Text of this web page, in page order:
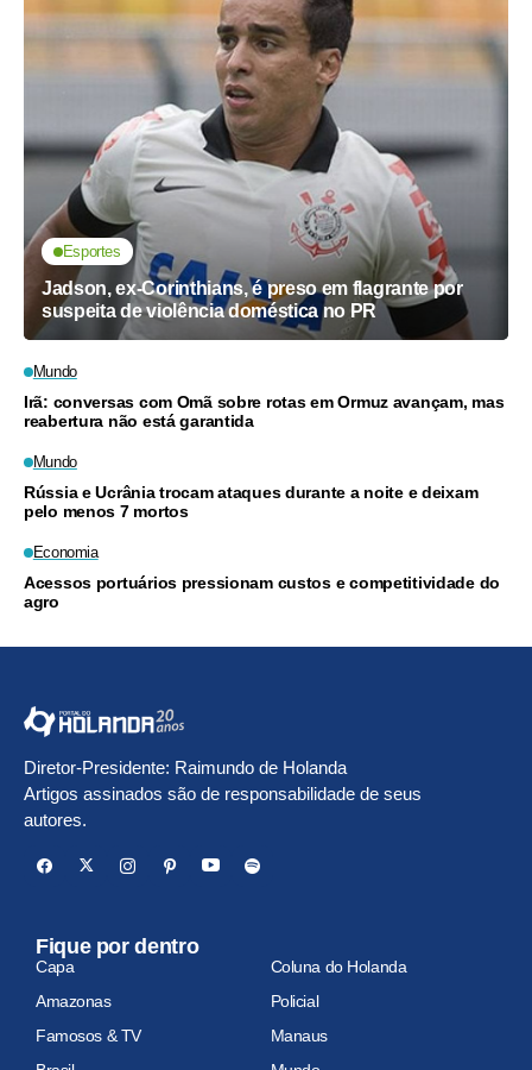
Esportes
Jadson, ex-Corinthians, é preso em flagrante por
suspeita de violência doméstica no PR
Mundo
Irã: conversas com Omã sobre rotas em Ormuz avançam, mas
reabertura não está garantida
Mundo
Rússia e Ucrânia trocam ataques durante a noite e deixam
pelo menos 7 mortos
Economia
Acessos portuários pressionam custos e competitividade do
agro
Diretor-Presidente: Raimundo de Holanda
Artigos assinados são de responsabilidade de seus
autores.
Fique por dentro
Capa
Coluna do Holanda
Amazonas
Policial
Famosos & TV
Manaus